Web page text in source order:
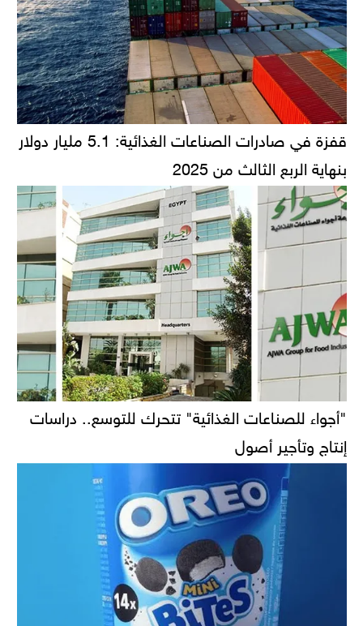
قفزة في صادرات الصناعات الغذائية: 5.1 مليار دولار
بنهاية الربع الثالث من 2025
"أجواء للصناعات الغذائية" تتحرك للتوسع.. دراسات
إنتاج وتأجير أصول